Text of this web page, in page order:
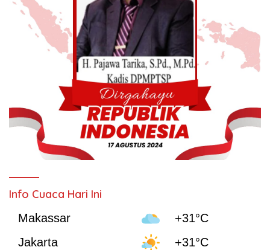
Info Cuaca Hari Ini
Makassar
+31°C
Jakarta
+31°C